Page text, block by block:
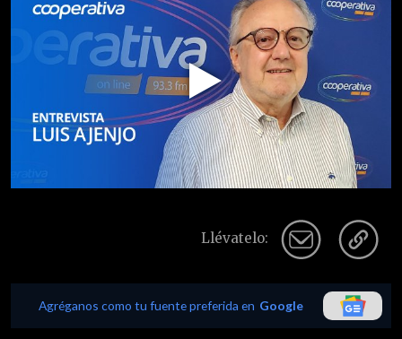
Play
Video
Llévatelo:
Agréganos como tu fuente preferida en Google